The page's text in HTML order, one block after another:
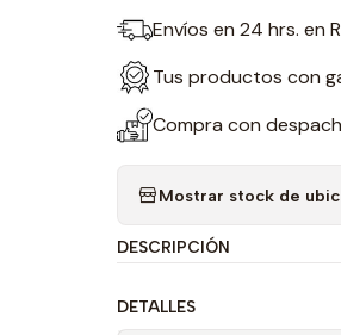
Envíos en 24 hrs. en
Tus productos con
Compra con
Mostrar stock de
DESCRIPCIÓN
DETALLES